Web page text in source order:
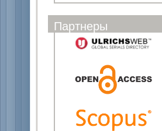
Партнеры